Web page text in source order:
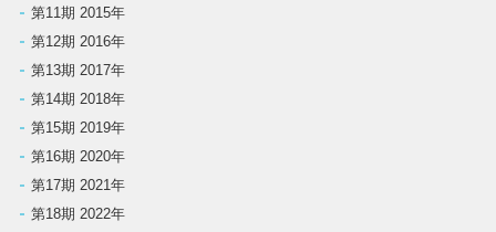
第11期 2015年
第12期 2016年
第13期 2017年
第14期 2018年
第15期 2019年
第16期 2020年
第17期 2021年
第18期 2022年